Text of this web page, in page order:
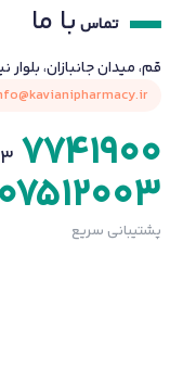
تماس با ما
قم، میدان جانبازان،
7741900
پشتیبانی سریع